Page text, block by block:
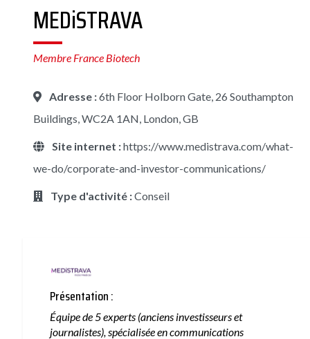
MEDiSTRAVA
Membre France Biotech
Adresse :6th Floor Holborn Gate, 26 Southampton
Buildings, WC2A 1AN, London, GB
Site internet :https://www.medistrava.com/what-
we-do/corporate-and-investor-communications/
Type d'activité :Conseil
Présentation :
Équipe de 5 experts (anciens investisseurs et
journalistes), spécialisée en communications